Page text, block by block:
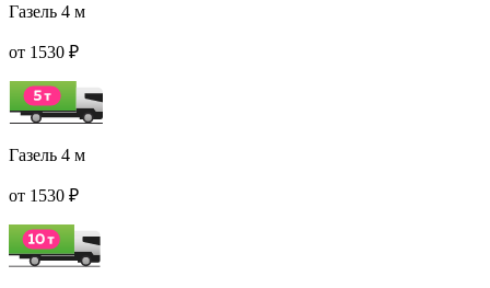
Газель 4 м
от 1530 ₽
Газель 4 м
от 1530 ₽